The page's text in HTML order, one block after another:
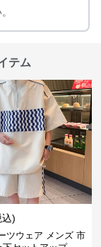
テム
)
ツウェア メンズ 市